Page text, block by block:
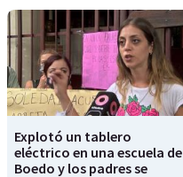
Explotó un tablero
eléctrico en una escuela de
Boedo y los padres se